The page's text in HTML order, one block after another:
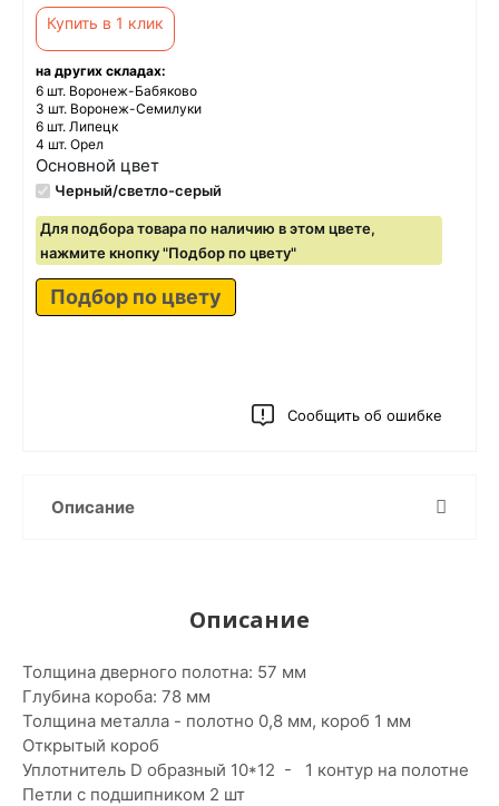
Купить в 1 клик
на других складах:
6 шт. Воронеж-Бабяково
3 шт. Воронеж-Семилуки
6 шт. Липецк
4 шт. Орел
Основной цвет
Черный/светло-серый
Для подбора товара по наличию в этом цвете,
нажмите кнопку "Подбор по цвету"
Подбор по цвету
Сообщить об ошибке
Описание
Описание
Толщина дверного полотна: 57 мм
Глубина короба: 78 мм
Толщина металла - полотно 0,8 мм, короб 1 мм
Открытый короб
Уплотнитель D образный 10*12 - 1 контур на полотне
Петли с подшипником 2 шт